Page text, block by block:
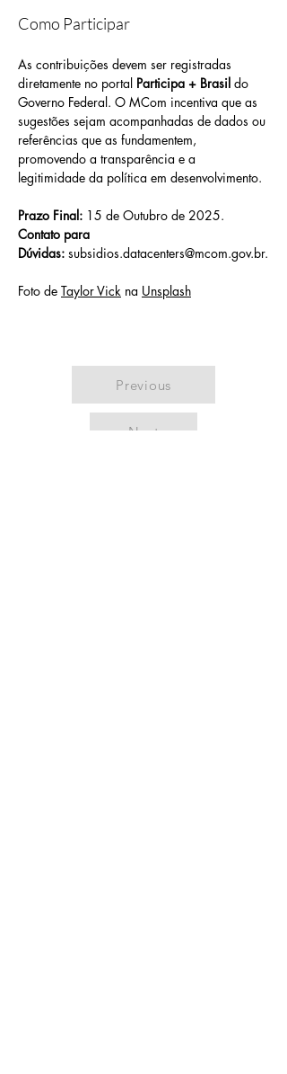
Como Participar
As contribuições devem ser registradas
diretamente no portal Participa + Brasil do
Governo Federal. O MCom incentiva que as
sugestões sejam acompanhadas de dados ou
referências que as fundamentem,
promovendo a transparência e a
legitimidade da política em desenvolvimento.
Prazo Final: 15 de Outubro de 2025.
Contato para
Dúvidas: subsidios.datacenters@mcom.gov.br.
Foto de Taylor Vick na Unsplash
Previous
Next